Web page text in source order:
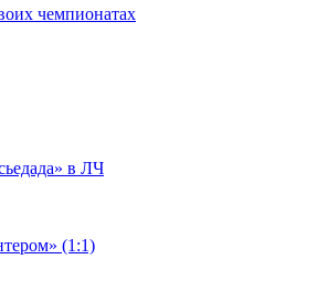
чемпионатах
в ЛЧ
(1:1)